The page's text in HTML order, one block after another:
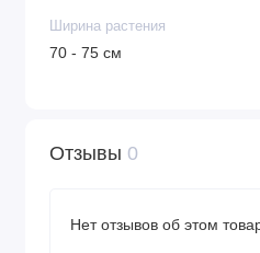
Ширина растения
70 - 75 см
Отзывы 0
Нет отзывов об этом